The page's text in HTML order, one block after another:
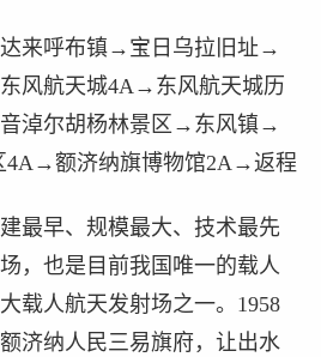
来呼布镇→宝日乌拉旧址→
风航天城4A→东风航天城历
淖尔胡杨林景区→东风镇→
4A→额济纳旗博物馆2A→返程
最早、规模最大、技术最先
，也是目前我国唯一的载人
载人航天发射场之一。1958
济纳人民三易旗府，让出水